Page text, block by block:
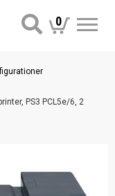
0
PS3 PCL5e/6, 2